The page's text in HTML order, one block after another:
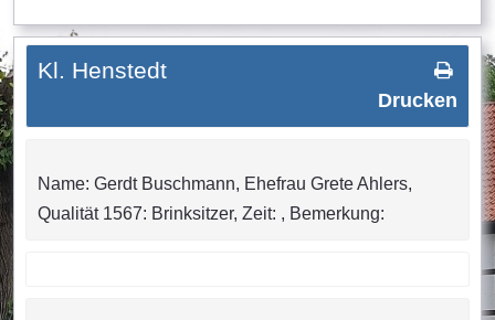
Drucken
Kl. Henstedt
Name: Gerdt Buschmann, Ehefrau Grete Ahlers,
Qualität 1567: Brinksitzer, Zeit: , Bemerkung: